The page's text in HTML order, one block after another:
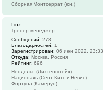
Сборная Монтсеррат (юн.)
Linz
Тренер-менеджер
Сообщений: 278
Благодарностей: 1
Зарегистрирован: 06 июн 2022, 23:33
Откуда: Москва, Россия
Рейтинг: 696
Нендельн (Лихтенштейн)
Националь (Сент-Китс и Невис)
Фортуна (Камерун)